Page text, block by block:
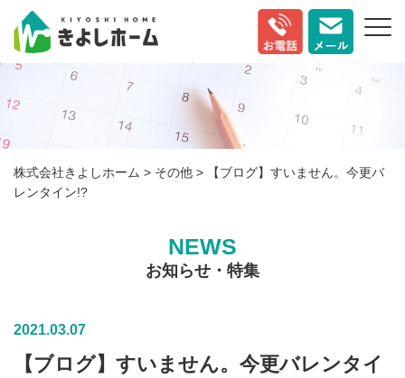
株式会社きよしホーム > その他 >
【ブログ】すいません。今更バ
レンタイン!?
NEWS
お知らせ・特集
2021.03.07
【ブログ】すいません。今更バレンタイ